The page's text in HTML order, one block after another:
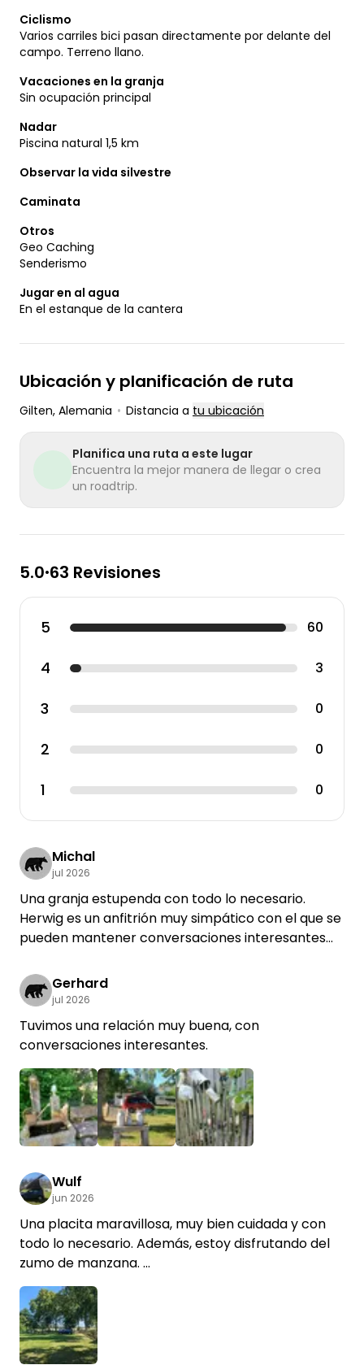
Ciclismo
Varios carriles bici pasan directamente por delante del
campo. Terreno llano.
Vacaciones en la granja
Sin ocupación principal
Nadar
Piscina natural 1,5 km
Observar la vida silvestre
Caminata
Otros
Geo Caching
Senderismo
Jugar en al agua
En el estanque de la cantera
Ubicación y planificación de ruta
Gilten, Alemania • Distancia a tu ubicación
Planifica una ruta a este lugar
Encuentra la mejor manera de llegar o crea
un roadtrip.
5.0•63 Revisiones
5 60
4 3
3 0
2 0
1 0
Michal
jul 2026
Una granja estupenda con todo lo necesario.
Herwig es un anfitrión muy simpático con el que se
pueden mantener conversaciones interesantes
Gerhard
jul 2026
Tuvimos una relación muy buena, con
conversaciones interesantes.
Wulf
jun 2026
Una placita maravillosa, muy bien cuidada y con
todo lo necesario. Además, estoy disfrutando del
zumo de manzana.
P. D.: ¡La taquilla de la piscina natural (a unos 1,5
km) cierra ya a las 18:00!